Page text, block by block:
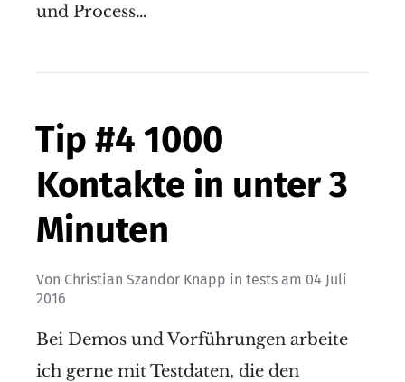
und Process…
Tip #4 1000
Kontakte in unter 3
Minuten
Von Christian Szandor Knapp in tests am 04 Juli
2016
Bei Demos und Vorführungen arbeite
ich gerne mit Testdaten, die den